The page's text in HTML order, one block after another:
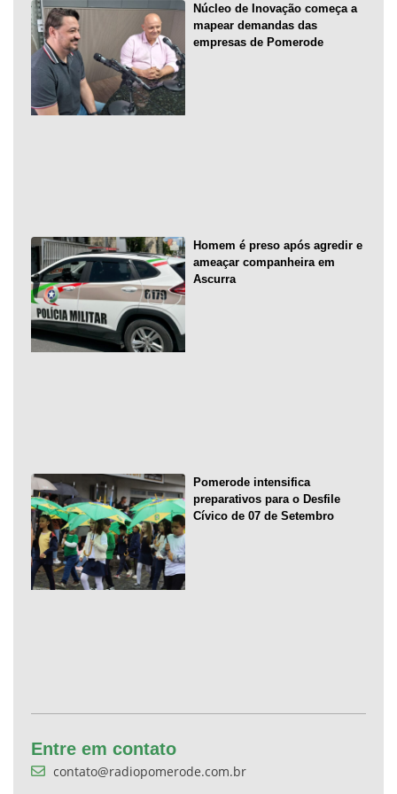
Núcleo de Inovação começa a
mapear demandas das
empresas de Pomerode
Homem é preso após agredir e
ameaçar companheira em
Ascurra
Pomerode intensifica
preparativos para o Desfile
Cívico de 07 de Setembro
Entre em contato
contato@radiopomerode.com.br